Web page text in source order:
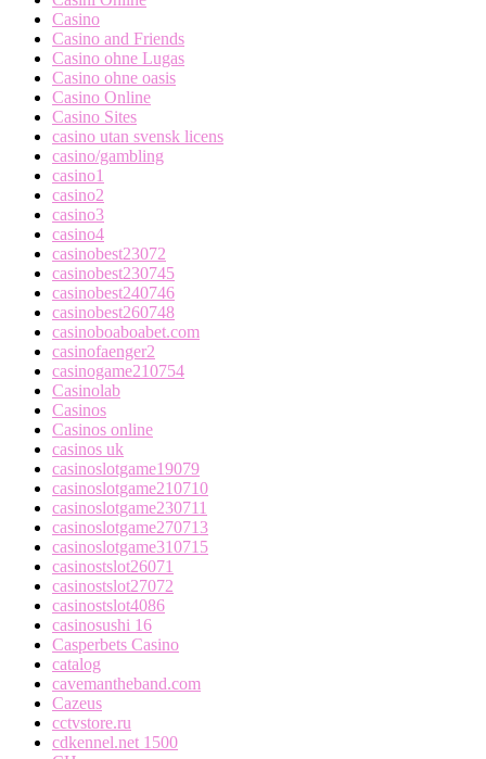
Casino
Casino and Friends
Casino ohne Lugas
Casino ohne oasis
Casino Online
Casino Sites
casino utan svensk licens
casino/gambling
casino1
casino2
casino3
casino4
casinobest23072
casinobest230745
casinobest240746
casinobest260748
casinoboaboabet.com
casinofaenger2
casinogame210754
Casinolab
Casinos
Casinos online
casinos uk
casinoslotgame19079
casinoslotgame210710
casinoslotgame230711
casinoslotgame270713
casinoslotgame310715
casinostslot26071
casinostslot27072
casinostslot4086
casinosushi 16
Casperbets Casino
catalog
cavemantheband.com
Cazeus
cctvstore.ru
cdkennel.net 1500